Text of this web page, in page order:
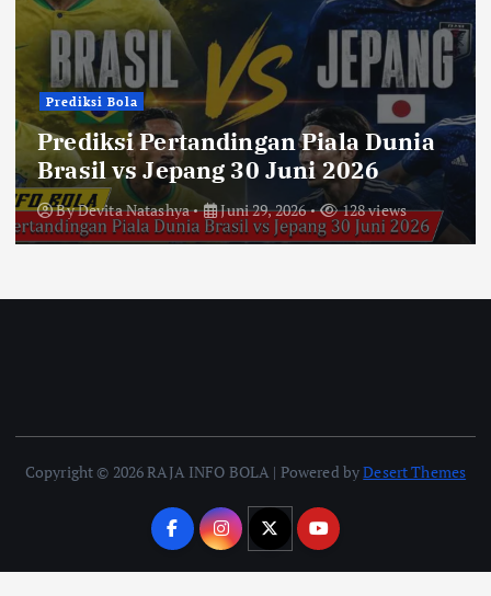
Prediksi Bola
Prediksi Pertandingan Piala Dunia
Argentina vs Austria 23Juni 2026
ByDevita Natashya Juni 22, 2026 171 views
Copyright © 2026 RAJA INFO BOLA | Powered byDesert Themes